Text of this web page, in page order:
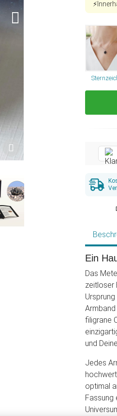
Ein
Das
zeitloser
filigrane
und
Jedes
optimal
Fassung